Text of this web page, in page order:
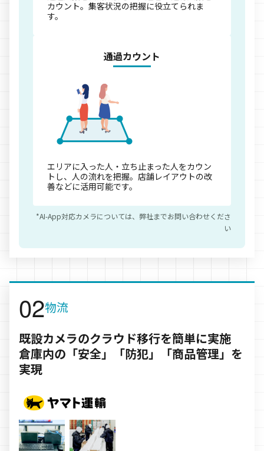
カウント。集客状況の把握に役立てられま
す。
通過カウント
エリアに入った人・立ち止まった人をカウン
トし、人の流れを把握。店舗レイアウトの改
善などに活用可能です。
AI-App対応カメラについては、弊社までお問い合わせくださ
い
物流
既設カメラのクラウド移行を簡単に実施
倉庫内の「安全」「防犯」「商品管理」を
実現